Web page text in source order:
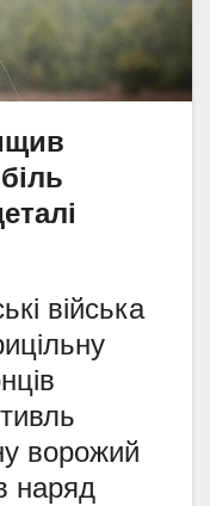
війська
ворожий
наряд